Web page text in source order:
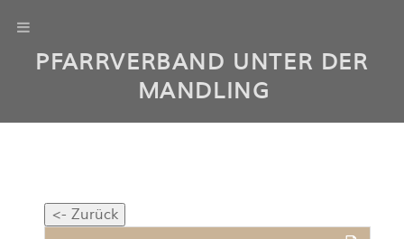
PFARRVERBAND UNTER DER
MANDLING